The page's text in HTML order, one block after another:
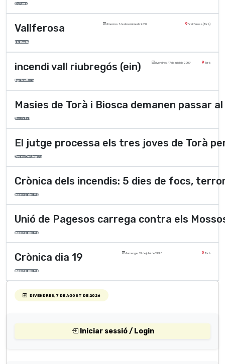
Cultura
Vallferosa dimecres, 1 de desembre de 2010 Vallferosa (Torà)
Els Nuclis
incendi vall riubregós (ein) divendres, 17 de juliol de 2009 Torà
Agricultura
Masies de Torà i Biosca demanen passar
Societat
El jutge processa els tres joves de Torà
Joves Detinguts
Crònica dels incendis: 5 dies de focs,
Incendi del 98
Unió de Pagesos carrega contra els
Incendi del 98
Crònica dia 19 diumenge, 19 de juliol de 1998 Torà
Incendi del 98
DIVENDRES, 7 DE AGOST DE 2026
Iniciar sessió / Login